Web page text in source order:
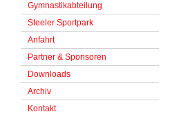
Gymnastikabteilung
Steeler Sportpark
Anfahrt
Partner & Sponsoren
Downloads
Archiv
Kontakt